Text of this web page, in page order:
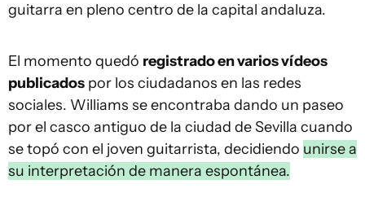
guitarra en pleno centro de la capital andaluza.
El momento quedó registrado en varios vídeos
publicados por los ciudadanos en las redes
sociales. Williams se encontraba dando un paseo
por el casco antiguo de la ciudad de Sevilla cuando
se topó con el joven guitarrista, decidiendo unirse a
su interpretación de manera espontánea.